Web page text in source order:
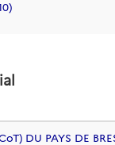
DU PAYS DE